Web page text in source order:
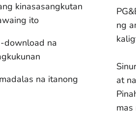
kinasasangkutan
ito
download na
na itanong
ng
at